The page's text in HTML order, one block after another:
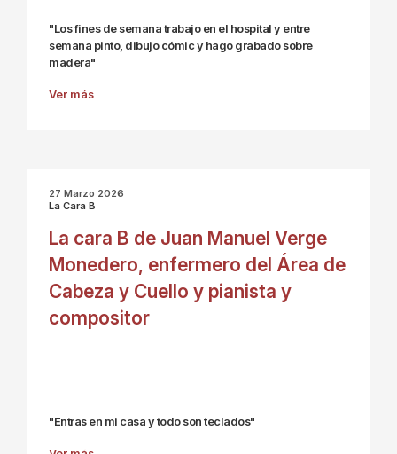
"Los fines de semana trabajo en el hospital y entre
semana pinto, dibujo cómic y hago grabado sobre
madera"
Ver más
27 Marzo 2026
La Cara B
La cara B de Juan Manuel Verge
Monedero, enfermero del Área de
Cabeza y Cuello y pianista y
compositor
"Entras en mi casa y todo son teclados"